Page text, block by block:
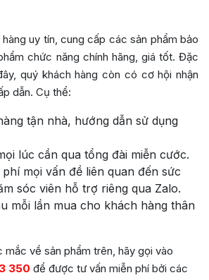
uy tín, cung cấp các sản phẩm bảo
chức năng chính hãng, giá tốt. Đặc
quý khách hàng còn có cơ hội nhận
dẫn. Cụ thể:
tận nhà, hướng dẫn sử dụng
lúc cần qua tổng đài miễn cước.
mọi vấn đề liên quan đến sức
sóc viên hỗ trợ riêng qua Zalo.
mỗi lần mua cho khách hàng thân
về sản phẩm trên, hãy gọi vào
350 để được tư vấn miễn phí bởi các